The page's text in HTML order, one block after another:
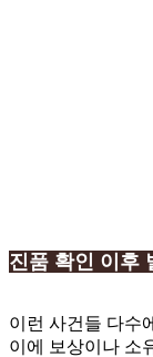
진품 확인 이후
이런 사건들 다수
이에 보상이나 소